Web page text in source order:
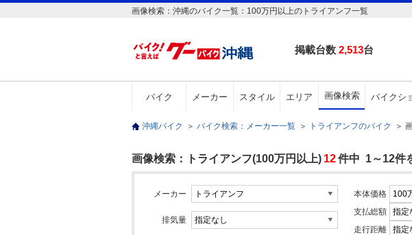
画像検索：沖縄のバイク一覧：100万円以上のトライアンフ一覧
掲載台数 2,513台
バイク メーカー スタイル エリア 画像検索 バイクシ
沖縄バイク ＞ バイク検索：メーカー一覧 ＞ トライアンフのバイク ＞
画像検索：トライアンフ(100万円以上) 12件中 1～12件
メーカー
排気量
本体価格
支払総額
走行距離